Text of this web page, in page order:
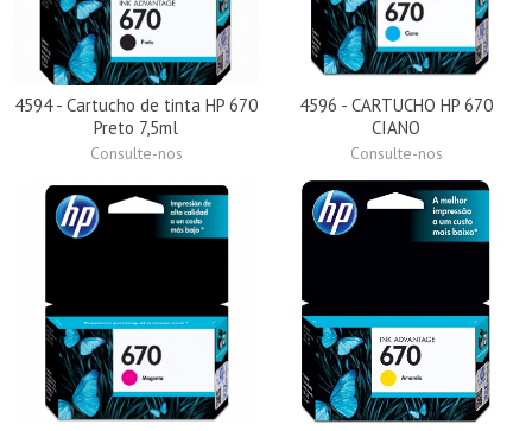
4594 - Cartucho de tinta HP 670
Preto 7,5ml
Consulte-nos
4596 - CARTUCHO HP 670
CIANO
Consulte-nos